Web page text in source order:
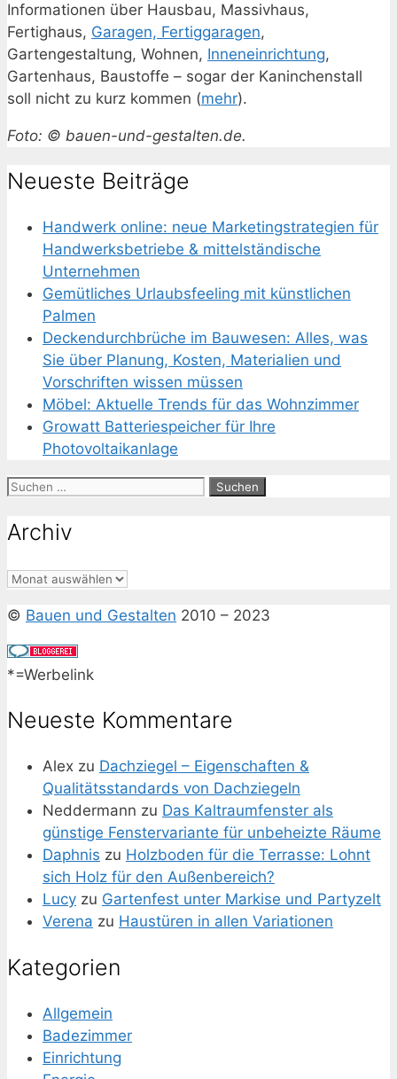
Informationen über Hausbau, Massivhaus,
Fertighaus, Garagen, Fertiggaragen,
Gartengestaltung, Wohnen, Inneneinrichtung,
Gartenhaus, Baustoffe – sogar der Kaninchenstall
soll nicht zu kurz kommen (mehr).
Foto: © bauen-und-gestalten.de.
Neueste Beiträge
Handwerk online: neue Marketingstrategien für
Handwerksbetriebe & mittelständische
Unternehmen
Gemütliches Urlaubsfeeling mit künstlichen
Palmen
Deckendurchbrüche im Bauwesen: Alles, was
Sie über Planung, Kosten, Materialien und
Vorschriften wissen müssen
Möbel: Aktuelle Trends für das Wohnzimmer
Growatt Batteriespeicher für Ihre
Photovoltaikanlage
Suchen
Archiv
Archiv
© Bauen und Gestalten 2010 – 2023
*=Werbelink
Neueste Kommentare
Alex zu Dachziegel – Eigenschaften &
Qualitätsstandards von Dachziegeln
Neddermann zu Das Kaltraumfenster als
günstige Fenstervariante für unbeheizte Räume
Daphnis zu Holzboden für die Terrasse: Lohnt
sich Holz für den Außenbereich?
Lucy zu Gartenfest unter Markise und Partyzelt
Verena zu Haustüren in allen Variationen
Kategorien
Allgemein
Badezimmer
Einrichtung